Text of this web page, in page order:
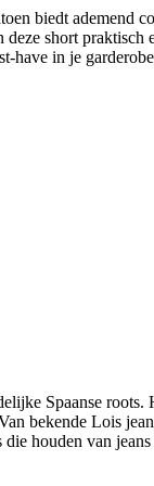
biedt ademend
short
have in je
Spaanse
bekende Lois
houden van